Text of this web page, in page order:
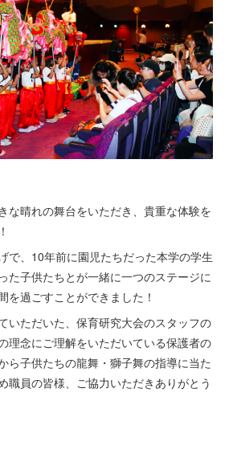
な晴れの舞台をいただき、貴重な体験を
で、10年前に園児たちだった本学の学生
た子供たちとが一緒に一つのステージに
を過ごすことができました！
いただいた、保育研究大会のスタッフの
理念にご理解をいただいている保護者の
ら子供たちの龍舞・獅子舞の指導に当た
職員の皆様、ご協力いただきありがとう